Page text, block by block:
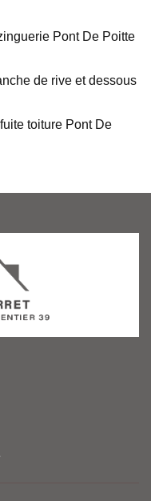
Pont De Poitte
de rive et dessous
toiture Pont De